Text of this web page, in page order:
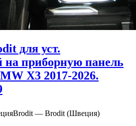
для уст.
на приборную панель
X3 2017-2026.
Brodit — Brodit (Швеция)